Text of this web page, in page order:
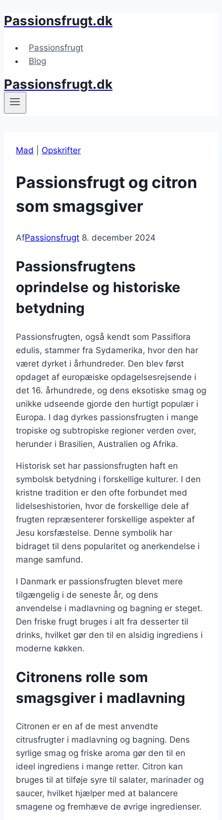
Fortsæt
indhold
Passionsfrugt.dk
Passionsfrugt
Blog
Passionsfrugt.dk
Mad Opskrifter
Passionsfrugt og citron
som smagsgiver
AfPassionsfrugt 8. december 2024
Passionsfrugtens
oprindelse og historiske
betydning
Passionsfrugten, også kendt som Passiflora
edulis, stammer fra Sydamerika, hvor den har
været dyrket i århundreder. Den blev først
opdaget af europæiske opdagelsesrejsende i
det 16. århundrede, og dens eksotiske smag og
unikke udseende gjorde den hurtigt populær i
Europa. I dag dyrkes passionsfrugten i mange
tropiske og subtropiske regioner verden over,
herunder i Brasilien, Australien og Afrika.
Historisk set har passionsfrugten haft en
symbolsk betydning i forskellige kulturer. I den
kristne tradition er den ofte forbundet med
lidelseshistorien, hvor de forskellige dele af
frugten repræsenterer forskellige aspekter af
Jesu korsfæstelse. Denne symbolik har
bidraget til dens popularitet og anerkendelse i
mange samfund.
I Danmark er passionsfrugten blevet mere
tilgængelig i de seneste år, og dens
anvendelse i madlavning og bagning er steget.
Den friske frugt bruges i alt fra desserter til
drinks, hvilket gør den til en alsidig ingrediens i
moderne køkken.
Citronens rolle som
smagsgiver i madlavning
Citronen er en af de mest anvendte
citrusfrugter i madlavning og bagning. Dens
syrlige smag og friske aroma gør den til en
ideel ingrediens i mange retter. Citron kan
bruges til at tilføje syre til salater, marinader og
saucer, hvilket hjælper med at balancere
smagene og fremhæve de øvrige ingredienser.